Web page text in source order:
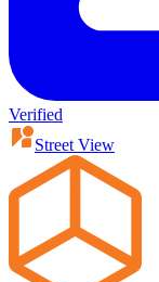
Verified
Street View